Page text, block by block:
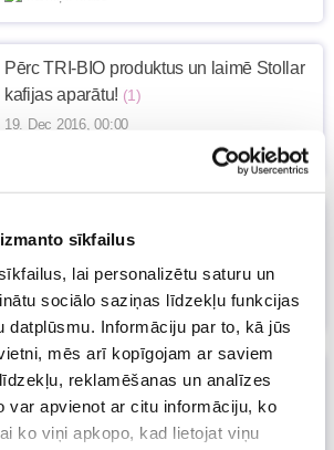
sīkfailus
lai personalizētu saturu un
sociālo saziņas līdzekļu funkcijas
datplūsmu. Informāciju par to, kā jūs
mēs arī kopīgojam ar saviem
reklamēšanas un analīzes
var apvienot ar citu informāciju, ko
ko viņi apkopo, kad lietojat viņu
Pērc TRI-BIO produktus un laimē Stollar
kafijas aparātu! (1)
19. Dec 2016, 00:00
veido uzkrājumus?
16. Dec 2016, 00:00
Māmiņu klubs
Visa ģimene testē "Gudro Mīļsedziņu",
pat tētis ir sajūsmā
02. Dec 2016, 15:17